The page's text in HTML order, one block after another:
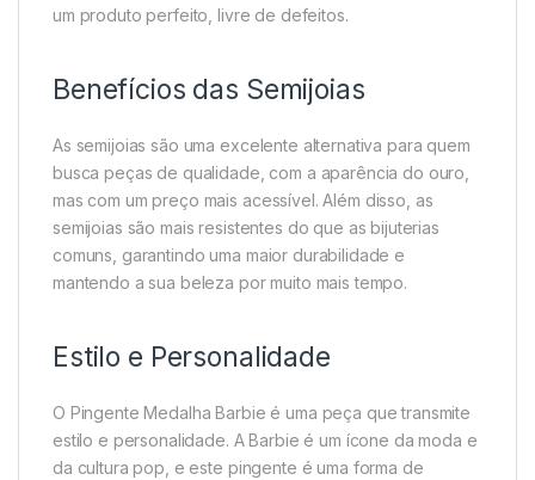
um produto perfeito, livre de defeitos.
Benefícios das Semijoias
As semijoias são uma excelente alternativa para quem
busca peças de qualidade, com a aparência do ouro,
mas com um preço mais acessível. Além disso, as
semijoias são mais resistentes do que as bijuterias
comuns, garantindo uma maior durabilidade e
mantendo a sua beleza por muito mais tempo.
Estilo e Personalidade
O Pingente Medalha Barbie é uma peça que transmite
estilo e personalidade. A Barbie é um ícone da moda e
da cultura pop, e este pingente é uma forma de